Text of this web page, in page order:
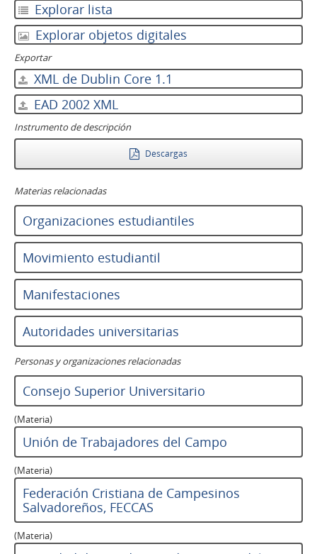
Explorar lista
Explorar objetos digitales
Exportar
XML de Dublin Core 1.1
EAD 2002 XML
Instrumento de descripción
Descargas
Materias relacionadas
Organizaciones estudiantiles
Movimiento estudiantil
Manifestaciones
Autoridades universitarias
Personas y organizaciones relacionadas
Consejo Superior Universitario
(Materia)
Unión de Trabajadores del Campo
(Materia)
Federación Cristiana de Campesinos
Salvadoreños, FECCAS
(Materia)